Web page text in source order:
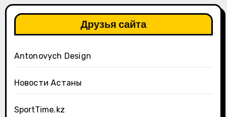
Друзья сайта
Antonovych Design
Новости Астаны
SportTime.kz